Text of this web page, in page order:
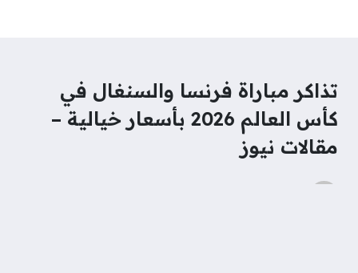
تذاكر مباراة فرنسا والسنغال في
كأس العالم 2026 بأسعار خيالية –
مقالات نيوز